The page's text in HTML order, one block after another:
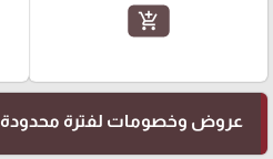
add_shopping_cart
عروض وخصومات لفترة محدودة